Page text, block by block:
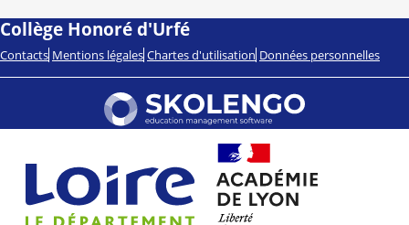
Collège Honoré d'Urfé
Contacts Mentions légales Chartes d'utilisation Données personnelles